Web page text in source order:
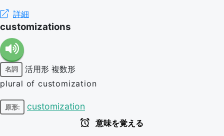
詳細
customizations
名詞 活用形 複数形
plural of customization
原形: customization
意味を覚える